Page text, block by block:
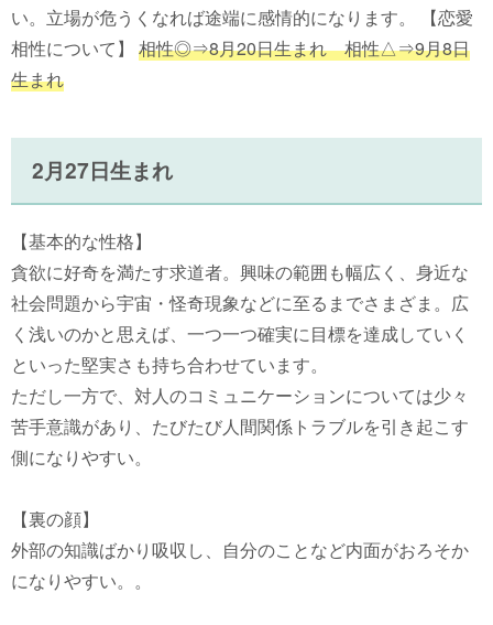
い。立場が危うくなれば途端に感情的になります。 【恋愛
相性について】 相性◎⇒8月20日生まれ 相性△⇒9月8日
生まれ
2月27日生まれ
【基本的な性格】
貪欲に好奇を満たす求道者。興味の範囲も幅広く、身近な
社会問題から宇宙・怪奇現象などに至るまでさまざま。広
く浅いのかと思えば、一つ一つ確実に目標を達成していく
といった堅実さも持ち合わせています。
ただし一方で、対人のコミュニケーションについては少々
苦手意識があり、たびたび人間関係トラブルを引き起こす
側になりやすい。
【裏の顔】
外部の知識ばかり吸収し、自分のことなど内面がおろそか
になりやすい。。